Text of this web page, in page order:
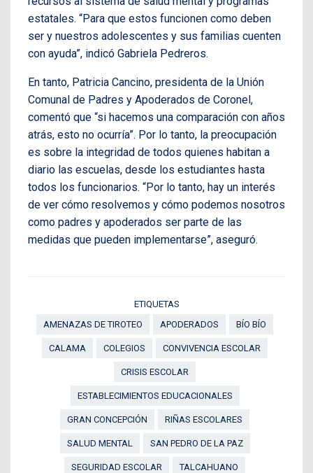
estatales. “Para que estos funcionen como deben
ser y nuestros adolescentes y sus familias cuenten
con ayuda”, indicó Gabriela Pedreros.
En tanto, Patricia Cancino, presidenta de la Unión
Comunal de Padres y Apoderados de Coronel,
comentó que “si hacemos una comparación con años
atrás, esto no ocurría”. Por lo tanto, la preocupación
es sobre la integridad de todos quienes habitan a
diario las escuelas, desde los estudiantes hasta
todos los funcionarios. “Por lo tanto, hay un interés
de ver cómo resolvemos y cómo podemos nosotros
como padres y apoderados ser parte de las
medidas que pueden implementarse”, aseguró.
ETIQUETAS
AMENAZAS DE TIROTEO
APODERADOS BÍO BÍO
CALAMA COLEGIOS CONVIVENCIA ESCOLAR
CRISIS ESCOLAR
ESTABLECIMIENTOS EDUCACIONALES
GRAN CONCEPCIÓN RIÑAS ESCOLARES
SALUD MENTAL SAN PEDRO DE LA PAZ
SEGURIDAD ESCOLAR TALCAHUANO